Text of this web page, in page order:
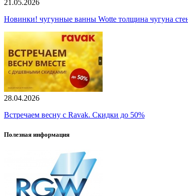
21.05.2026
Новинки! чугунные ванны Wotte толщина чугуна
28.04.2026
Встречаем весну с Ravak. Скидки до 50%
Полезная информация